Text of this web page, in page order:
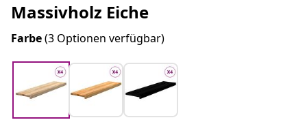
Massivholz Eiche
Farbe(3 Optionen verfügbar)